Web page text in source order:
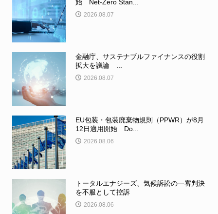
始 Net-Zero Stan...
2026.08.07
金融庁、サステナブルファイナンスの役割
拡大を議論 ...
2026.08.07
EU包装・包装廃棄物規則（PPWR）が8月
12日適用開始 Do...
2026.08.06
トータルエナジーズ、気候訴訟の一審判決
を不服として控訴
2026.08.06